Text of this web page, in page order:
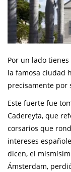
Por un lado tienes
la famosa ciudad
precisamente por
Este fuerte fue
Cadereyta, que
corsarios que
intereses
dicen, el
Ámsterdam,